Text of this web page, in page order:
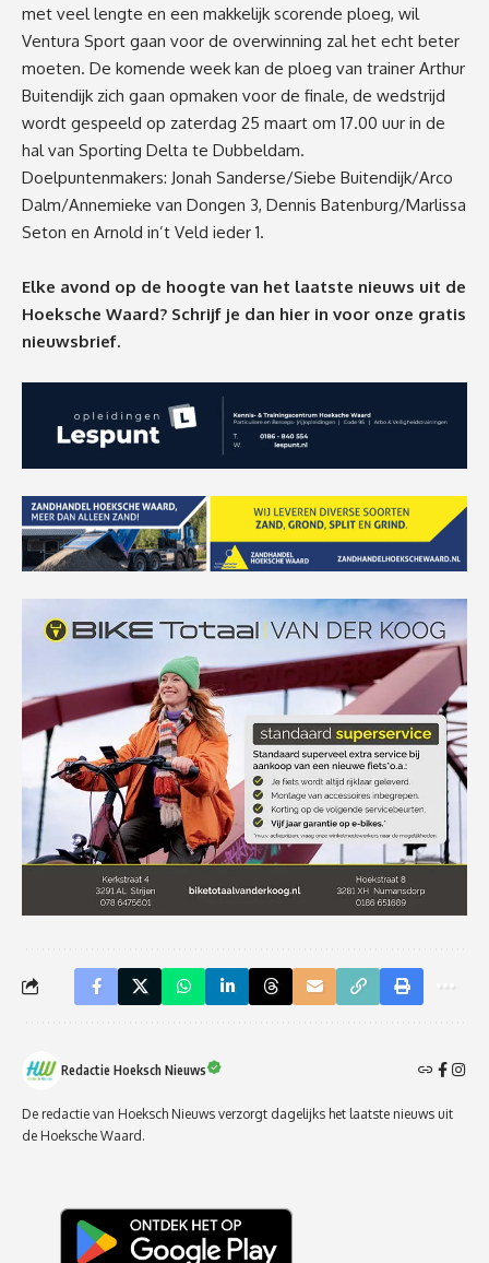
met veel lengte en een makkelijk scorende ploeg, wil
Ventura Sport gaan voor de overwinning zal het echt beter
moeten. De komende week kan de ploeg van trainer Arthur
Buitendijk zich gaan opmaken voor de finale, de wedstrijd
wordt gespeeld op zaterdag 25 maart om 17.00 uur in de
hal van Sporting Delta te Dubbeldam.
Doelpuntenmakers: Jonah Sanderse/Siebe Buitendijk/Arco
Dalm/Annemieke van Dongen 3, Dennis Batenburg/Marlissa
Seton en Arnold in’t Veld ieder 1.
Elke avond op de hoogte van het laatste nieuws uit de
Hoeksche Waard? Schrijf je dan hier in voor onze gratis
nieuwsbrief.
Redactie Hoeksch Nieuws
De redactie van Hoeksch Nieuws verzorgt dagelijks het laatste nieuws uit
de Hoeksche Waard.